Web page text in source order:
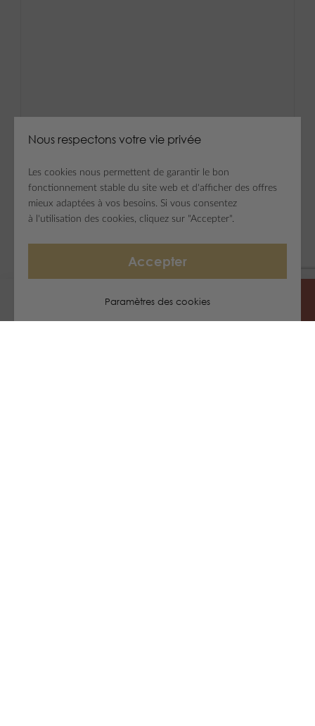
Nous respectons votre vie privée
Les cookies nous permettent de garantir le bon
fonctionnement stable du site web et d'afficher des offres
mieux adaptées à vos besoins. Si vous consentez
à l'utilisation des cookies, cliquez sur "Accepter".
Accepter
Paramètres des cookies